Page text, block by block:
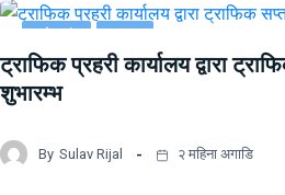
ट्राफिक प्रहरी कार्यालय द्वारा
शुभारम्भ
By Sulav Rijal २ महिना अगाडि